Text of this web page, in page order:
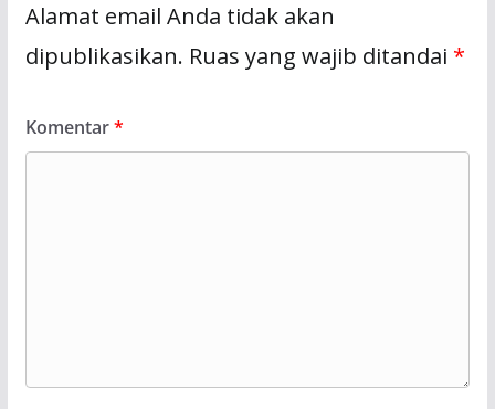
Alamat email Anda tidak akan
dipublikasikan. Ruas yang wajib ditandai *
Komentar*